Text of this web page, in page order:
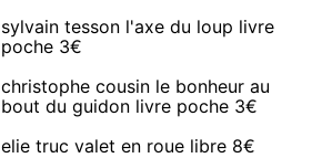
sylvain tesson l'axe du loup livre
poche 3€
christophe cousin le bonheur au
bout du guidon livre poche 3€
elie truc valet en roue libre 8€